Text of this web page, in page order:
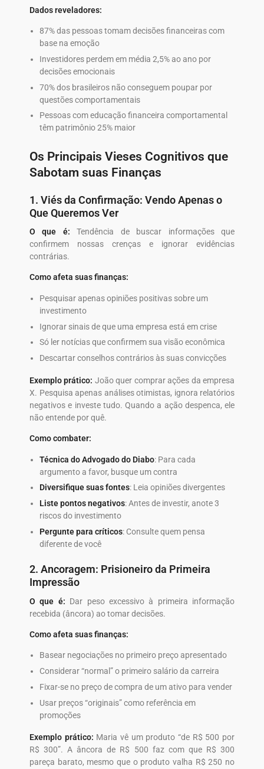
Dados reveladores:
87% das pessoas tomam decisões financeiras com
base na emoção
Investidores perdem em média 2,5% ao ano por
decisões emocionais
70% dos brasileiros não conseguem poupar por
questões comportamentais
Pessoas com educação financeira comportamental
têm patrimônio 25% maior
Os Principais Vieses Cognitivos que
Sabotam suas Finanças
1. Viés da Confirmação: Vendo Apenas o
Que Queremos Ver
O que é: Tendência de buscar informações que
confirmem nossas crenças e ignorar evidências
contrárias.
Como afeta suas finanças:
Pesquisar apenas opiniões positivas sobre um
investimento
Ignorar sinais de que uma empresa está em crise
Só ler notícias que confirmem sua visão econômica
Descartar conselhos contrários às suas convicções
Exemplo prático: João quer comprar ações da empresa
X. Pesquisa apenas análises otimistas, ignora relatórios
negativos e investe tudo. Quando a ação despenca, ele
não entende por quê.
Como combater:
Técnica do Advogado do Diabo: Para cada
argumento a favor, busque um contra
Diversifique suas fontes: Leia opiniões divergentes
Liste pontos negativos: Antes de investir, anote 3
riscos do investimento
Pergunte para críticos: Consulte quem pensa
diferente de você
2. Ancoragem: Prisioneiro da Primeira
Impressão
O que é: Dar peso excessivo à primeira informação
recebida (âncora) ao tomar decisões.
Como afeta suas finanças:
Basear negociações no primeiro preço apresentado
Considerar “normal” o primeiro salário da carreira
Fixar-se no preço de compra de um ativo para vender
Usar preços “originais” como referência em
promoções
Exemplo prático: Maria vê um produto “de R$ 500 por
R$ 300”. A âncora de R$ 500 faz com que R$ 300
pareça barato, mesmo que o produto valha R$ 250 no